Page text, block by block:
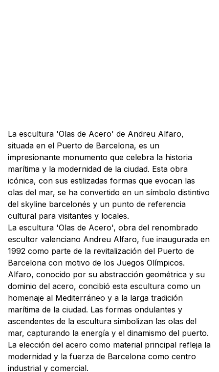
La escultura 'Olas de Acero' de Andreu Alfaro,
situada en el Puerto de Barcelona, es un
impresionante monumento que celebra la historia
marítima y la modernidad de la ciudad. Esta obra
icónica, con sus estilizadas formas que evocan las
olas del mar, se ha convertido en un símbolo distintivo
del skyline barcelonés y un punto de referencia
cultural para visitantes y locales.
La escultura 'Olas de Acero', obra del renombrado
escultor valenciano Andreu Alfaro, fue inaugurada en
1992 como parte de la revitalización del Puerto de
Barcelona con motivo de los Juegos Olímpicos.
Alfaro, conocido por su abstracción geométrica y su
dominio del acero, concibió esta escultura como un
homenaje al Mediterráneo y a la larga tradición
marítima de la ciudad. Las formas ondulantes y
ascendentes de la escultura simbolizan las olas del
mar, capturando la energía y el dinamismo del puerto.
La elección del acero como material principal refleja la
modernidad y la fuerza de Barcelona como centro
industrial y comercial.